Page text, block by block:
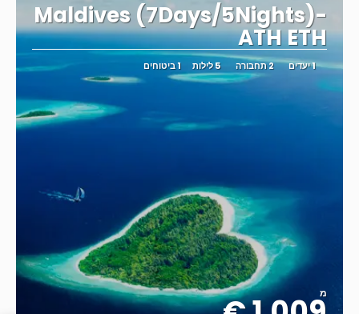
Maldives (7Days/5Nights)-
ATH ETH
1 יעדים 2 תחבורה 5 לילות 1 ביטוחים
מ